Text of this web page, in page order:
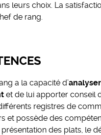
leurs choix. La
de rang.
a la capacité d’
et de lui apporter conseil
registres de
et possède des
présentation des plats, le